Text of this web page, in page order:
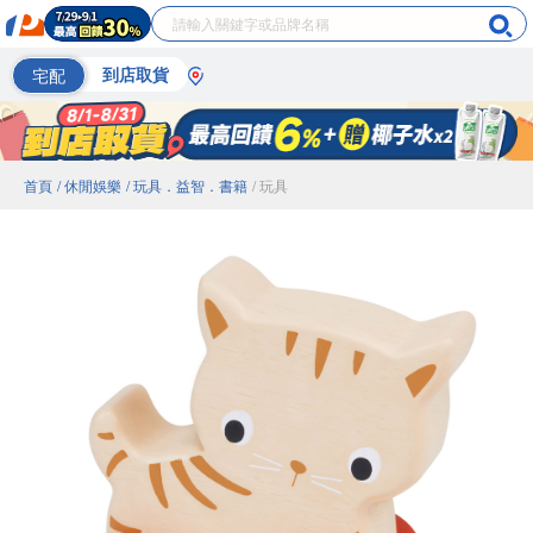
宅配 到店取貨
首頁 / 休閒娛樂 / 玩具．益智．書籍 / 玩具